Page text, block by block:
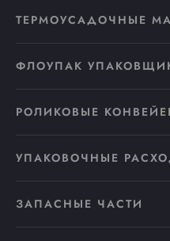
ТЕРМОУСАДОЧНЫЕ
ФЛОУПАК
РОЛИКОВЫЕ
УПАКОВОЧНЫЕ
ЗАПАСНЫЕ ЧАСТИ